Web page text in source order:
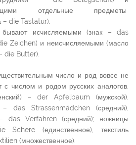
отдельные предметы
– die Tastatur),
бывают исчисляемыми (знак – das
Zeichen) и неисчисляемыми (масло
die Butter).
число и род вовсе не
с числом и родом русских аналогов,
– der Apfelbaum (мужской),
– das Strassenmädchen (средний),
– das Verfahren (средний); ножницы
Schere (единственное), текстиль
(множественное).